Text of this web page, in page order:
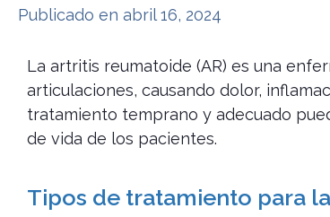
Publicado en abril 16, 2024
La artritis reumatoide (AR) es una
articulaciones, causando dolor,
tratamiento temprano y adecuado
de vida de los pacientes.
Tipos de tratamiento para